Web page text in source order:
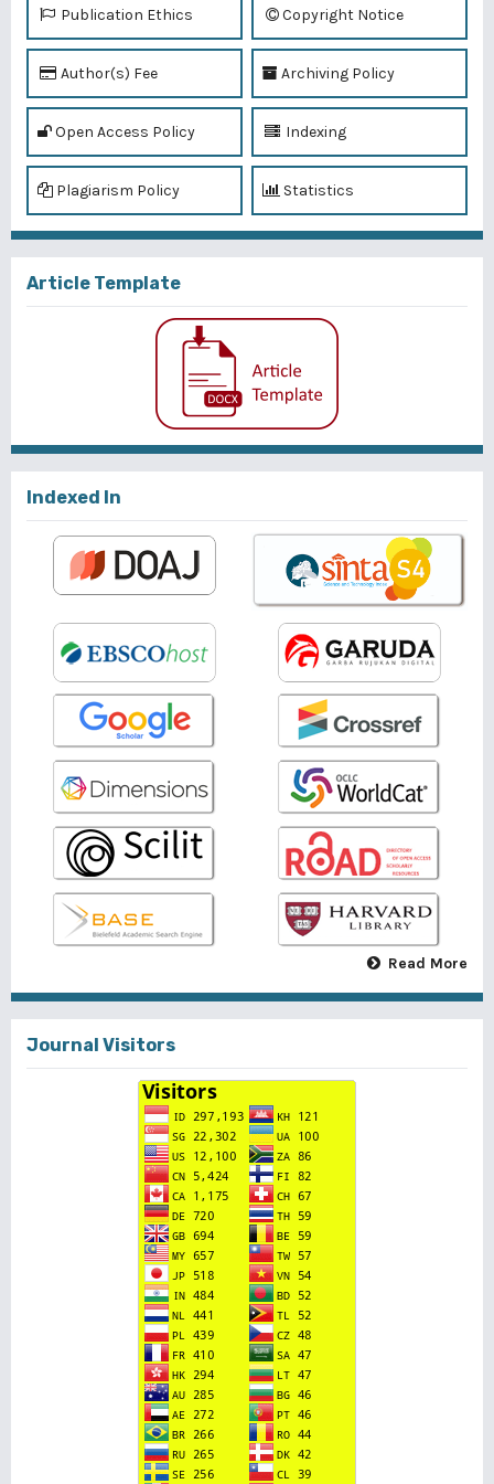
Publication Ethics Copyright Notice
Author(s) Fee Archiving Policy
Open Access Policy Indexing
Plagiarism Policy Statistics
Article Template
Indexed In
Read More
Journal Visitors